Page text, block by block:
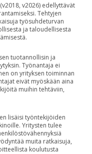
v2026) edellyttävät
Tehtyjen
työsuhdeturvan
ja taloudellisesta
tuotannollisin ja
Työnantaja ei
on yrityksen toiminnan
eivät myöskään aina
muihin tehtäviin,
lisäisi työntekijöiden
Yritysten tulee
muita ratkaisuja,
koulutusta